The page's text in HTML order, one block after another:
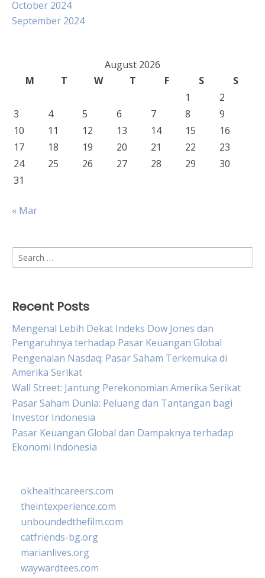
October 2024
September 2024
August 2026
M
T W T F S
S
1
2
3
4 5 6 7 8
9
10
11 12 13 14 15
16
17
18 19 20 21 22
23
24
25 26 27 28 29
30
31
« Mar
Search
for:
Recent Posts
Mengenal Lebih Dekat Indeks Dow Jones dan
Pengaruhnya terhadap Pasar Keuangan Global
Pengenalan Nasdaq: Pasar Saham Terkemuka di
Amerika Serikat
Wall Street: Jantung Perekonomian Amerika Serikat
Pasar Saham Dunia: Peluang dan Tantangan bagi
Investor Indonesia
Pasar Keuangan Global dan Dampaknya terhadap
Ekonomi Indonesia
okhealthcareers.com
theintexperience.com
unboundedthefilm.com
catfriends-bg.org
marianlives.org
waywardtees.com